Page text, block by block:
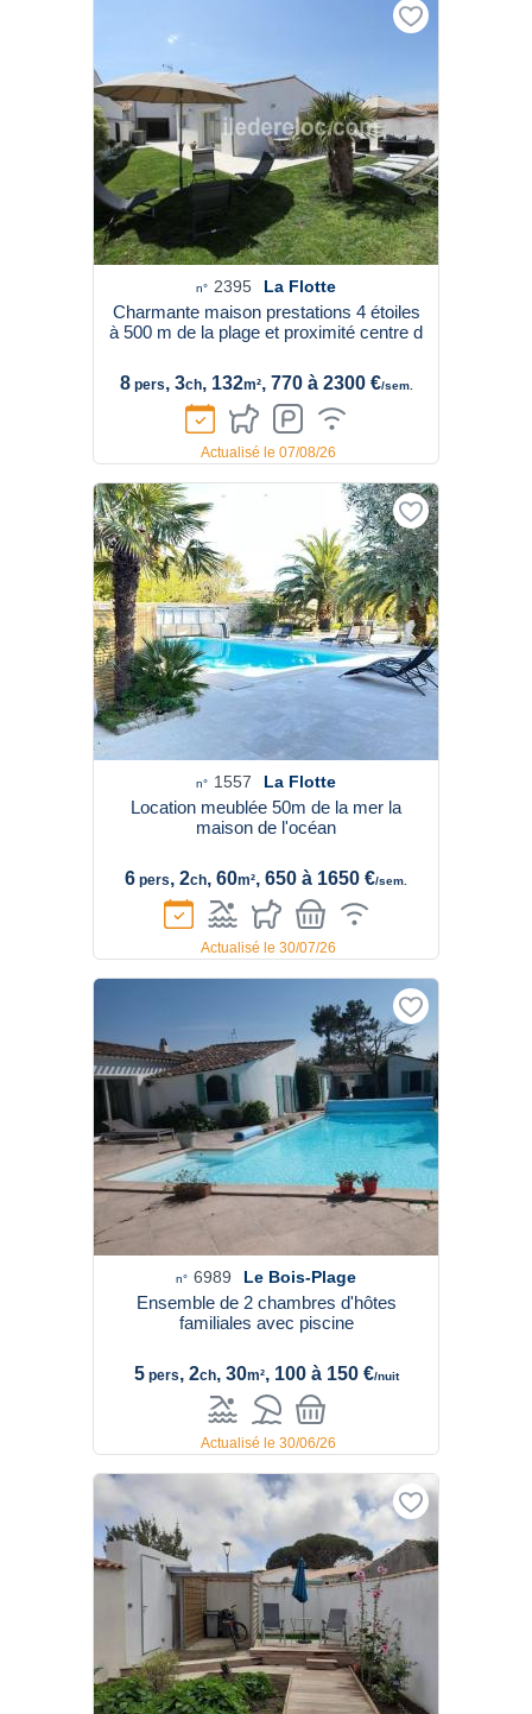
n° 2395 La Flotte
Charmante maison prestations 4 étoiles
à 500 m de la plage et proximité centre d
8pers, 3ch, 132m², 770 à 2300 €/sem.
Actualisé le 07/08/26
n° 1557 La Flotte
Location meublée 50m de la mer la
maison de l'océan
6 pers, 2ch, 60m², 650 à 1650 €/sem.
Actualisé le 30/07/26
n° 6989 Le Bois-Plage
Ensemble de 2 chambres d'hôtes
familiales avec piscine
5pers, 2ch, 30m², 100 à 150 €/nuit
Actualisé le 30/06/26